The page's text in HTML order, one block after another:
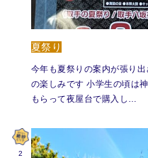
夏祭り
今年も夏祭りの案内が張り
の楽しみです 小学生の頃は
もらって夜屋台で購入し…